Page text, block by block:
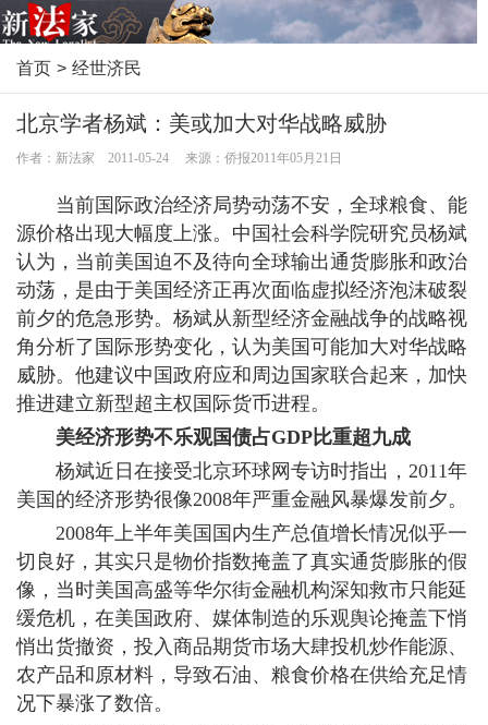
首页 > 经世济民
北京学者杨斌：美或加大对华战略威胁
作者：新法家 2011-05-24 来源：侨报2011年05月21日
当前国际政治经济局势动荡不安，全球粮食、能
源价格出现大幅度上涨。中国社会科学院研究员杨斌
认为，当前美国迫不及待向全球输出通货膨胀和政治
动荡，是由于美国经济正再次面临虚拟经济泡沫破裂
前夕的危急形势。杨斌从新型经济金融战争的战略视
角分析了国际形势变化，认为美国可能加大对华战略
威胁。他建议中国政府应和周边国家联合起来，加快
推进建立新型超主权国际货币进程。
美经济形势不乐观国债占GDP比重超九成
杨斌近日在接受北京环球网专访时指出，2011年
美国的经济形势很像2008年严重金融风暴爆发前夕。
2008年上半年美国国内生产总值增长情况似乎一
切良好，其实只是物价指数掩盖了真实通货膨胀的假
像，当时美国高盛等华尔街金融机构深知救市只能延
缓危机，在美国政府、媒体制造的乐观舆论掩盖下悄
悄出货撤资，投入商品期货市场大肆投机炒作能源、
农产品和原材料，导致石油、粮食价格在供给充足情
况下暴涨了数倍。